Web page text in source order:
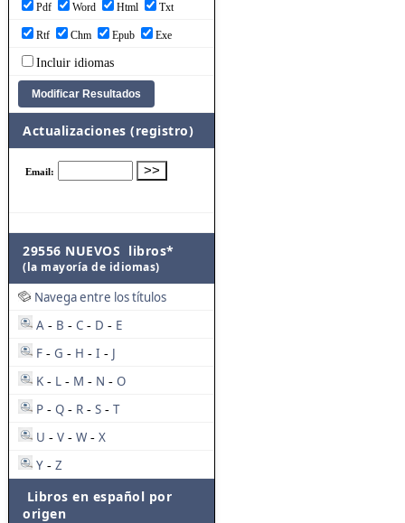
Pdf Word Html Txt
Rtf Chm Epub Exe
Incluir idiomas
Actualizaciones (registro)
29556 NUEVOS libros*
(la mayoría de idiomas)
Navega entre los títulos
A - B - C - D - E
F - G - H - I - J
K - L - M - N - O
P - Q - R - S - T
U - V - W - X
Y - Z
Libros en español por
origen